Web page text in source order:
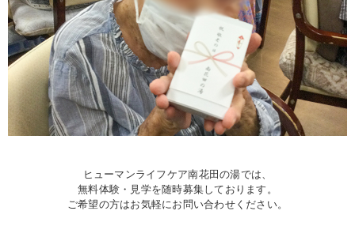
ヒューマンライフケア南花田の湯では、
無料体験・見学を随時募集しております。
ご希望の方はお気軽にお問い合わせください。